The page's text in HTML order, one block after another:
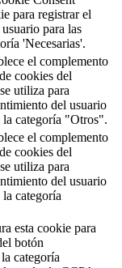
para registrar el
para las
'Necesarias'.
el complemento
cookies del
utiliza para
del usuario
la categoría "Otros".
el complemento
cookies del
utiliza para
del usuario
categoría
esta cookie para
botón
categoría